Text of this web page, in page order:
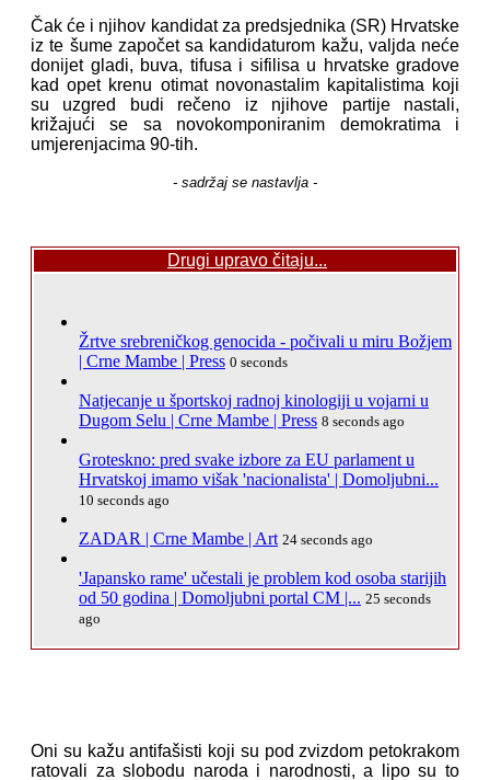
Čak će i njihov kandidat za predsjednika (SR) Hrvatske
iz te šume započet sa kandidaturom kažu, valjda neće
donijet gladi, buva, tifusa i sifilisa u hrvatske gradove
kad opet krenu otimat novonastalim kapitalistima koji
su uzgred budi rečeno iz njihove partije nastali,
križajući se sa novokomponiranim demokratima i
umjerenjacima 90-tih.
- sadržaj se nastavlja -
Drugi upravo čitaju...
Žrtve srebreničkog genocida - počivali u miru Božjem
| Crne Mambe | Press 0 seconds
Natjecanje u športskoj radnoj kinologiji u vojarni u
Dugom Selu | Crne Mambe | Press 8 seconds ago
Groteskno: pred svake izbore za EU parlament u
Hrvatskoj imamo višak 'nacionalista' | Domoljubni...
10 seconds ago
ZADAR | Crne Mambe | Art 24 seconds ago
'Japansko rame' učestali je problem kod osoba starijih
od 50 godina | Domoljubni portal CM |... 25 seconds
ago
Oni su kažu antifašisti koji su pod zvizdom petokrakom
ratovali za slobodu naroda i narodnosti, a lipo su to